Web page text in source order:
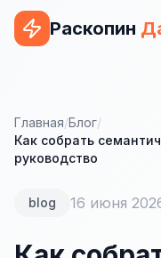
Раскопин
ВЕБ-РАЗРАБОТКА
Сайт на 1С-Битрикс
Главная/Блог/
Как собрать
руководство
blog 16 июня